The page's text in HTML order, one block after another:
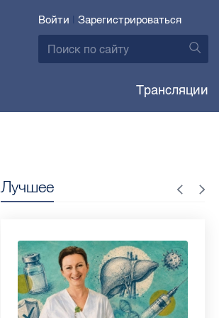
Войти | Зарегистрироваться
Трансляции
Лучшее